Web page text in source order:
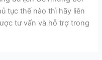
tục thế nào thì hãy liên
tư vấn và hỗ trợ trong